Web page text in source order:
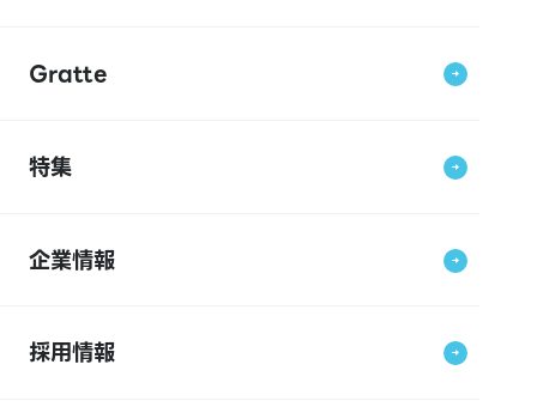
Gratte
特集
企業情報
採用情報